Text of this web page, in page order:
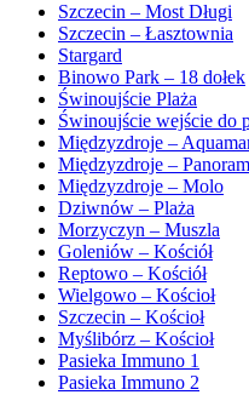
Szczecin – Most Długi
Szczecin – Łasztownia
Stargard
Binowo Park – 18 dołek
Świnoujście Plaża
Świnoujście wejście do
Międzyzdroje –
Międzyzdroje –
Międzyzdroje – Molo
Dziwnów – Plaża
Morzyczyn – Muszla
Goleniów – Kościół
Reptowo – Kościół
Wielgowo – Kościoł
Szczecin – Kościoł
Myślibórz – Kościoł
Pasieka Immuno 1
Pasieka Immuno 2